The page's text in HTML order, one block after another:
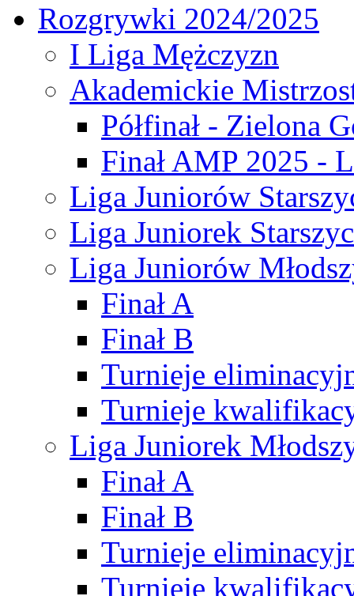
Rozgrywki 2024/2025
I Liga Mężczyzn
Akademickie
Półfinał - Zielona
Finał AMP 2025 -
Liga Juniorów
Liga Juniorek
Liga Juniorów
Finał A
Finał B
Turnieje
Turnieje
Liga Juniorek
Finał A
Finał B
Turnieje
Turnieje